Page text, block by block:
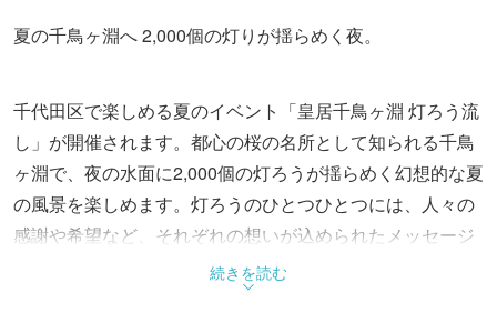
夏の千鳥ヶ淵へ 2,000個の灯りが揺らめく夜。
千代田区で楽しめる夏のイベント「皇居千鳥ヶ淵 灯ろう流
し」が開催されます。都心の桜の名所として知られる千鳥
ヶ淵で、夜の水面に2,000個の灯ろうが揺らめく幻想的な夏
の風景を楽しめます。灯ろうのひとつひとつには、人々の
感謝や希望など、それぞれの想いが込められたメッセージ
が記されており、その荘厳な風景はまるで物語のワンシー
ンのような美しさです。この幻想的な風景を眺めに、千鳥
続きを読む